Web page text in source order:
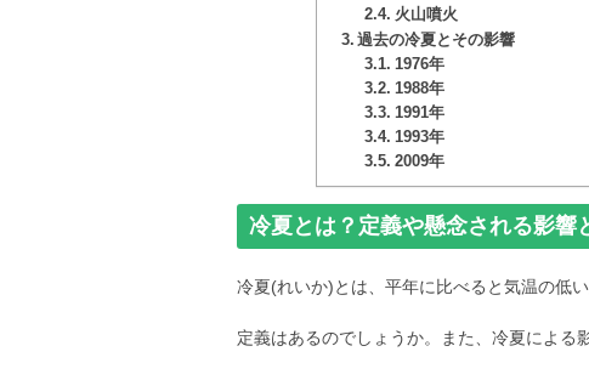
火山噴火
過去の冷夏とその影響
1976年
1988年
1991年
1993年
2009年
冷夏とは？定義や懸念される影響
冷夏(れいか)とは、平年に比べると気温の低
定義はあるのでしょうか。また、冷夏による